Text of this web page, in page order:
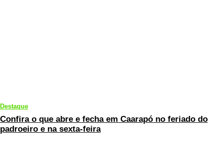
Destaque
Confira o que abre e fecha em Caarapó no feriado do
padroeiro e na sexta-feira